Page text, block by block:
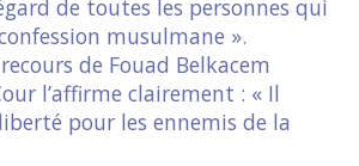
de toutes les personnes qui
musulmane ».
de Fouad Belkacem
l’affirme clairement : « Il
pour les ennemis de la